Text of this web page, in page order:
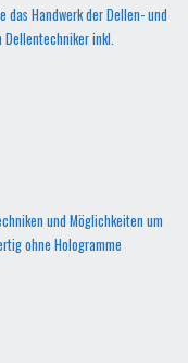
Handwerk der Dellen- und
inkl.
und Möglichkeiten um
ohne Hologramme